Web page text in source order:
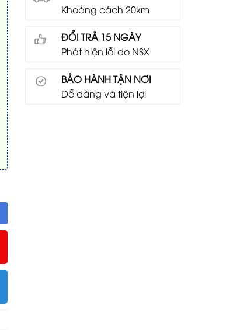
Khoảng cách 20km
ĐỔI TRẢ 15 NGÀY
Phát hiện lỗi do NSX
BẢO HÀNH TẬN NƠI
Dễ dàng và tiện lợi